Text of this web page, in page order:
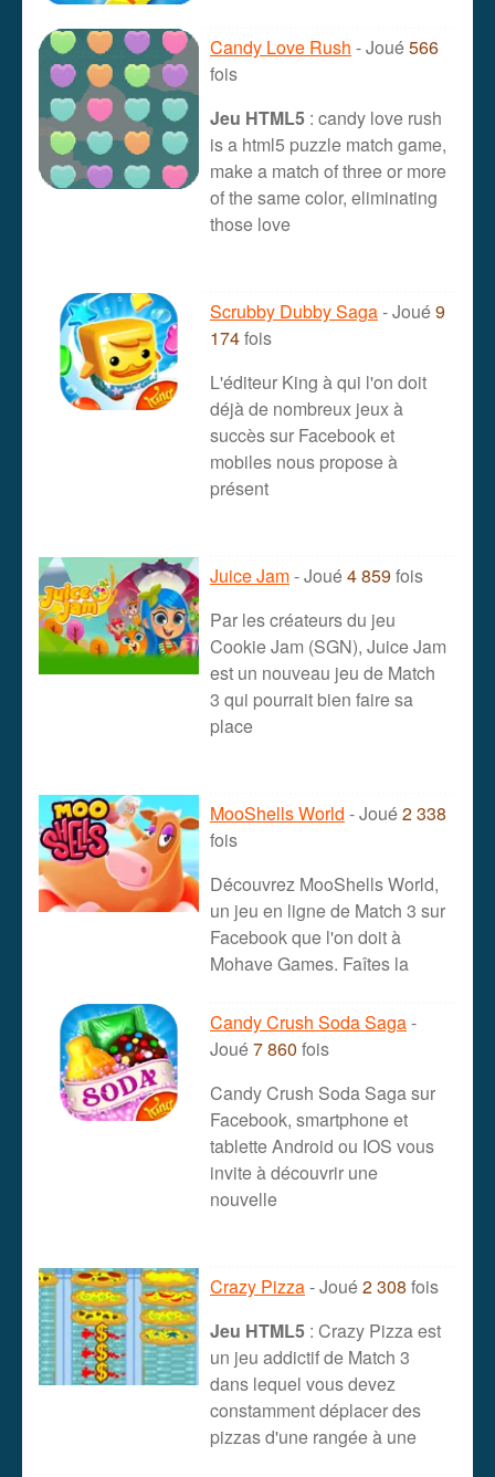
Candy Love Rush - Joué566
fois
Jeu HTML5 : candy love rush
is a html5 puzzle match game,
make a match of three or more
of the same color, eliminating
those love
Scrubby Dubby Saga- Joué9
174fois
L'éditeur King à qui l'on doit
déjà de nombreux jeux à
succès sur Facebook et
mobiles nous propose à
présent
Juice Jam- Joué4 859fois
Par les créateurs du jeu
Cookie Jam (SGN), Juice Jam
est un nouveau jeu de Match
3 qui pourrait bien faire sa
place
MooShells World - Joué2 338
fois
Découvrez MooShells World,
un jeu en ligne de Match 3 sur
Facebook que l'on doit à
Mohave Games. Faîtes la
Candy Crush Soda Saga-
Joué7 860 fois
Candy Crush Soda Saga sur
Facebook, smartphone et
tablette Android ou IOS vous
invite à découvrir une
nouvelle
Crazy Pizza- Joué2 308 fois
Jeu HTML5 : Crazy Pizza est
un jeu addictif de Match 3
dans lequel vous devez
constamment déplacer des
pizzas d'une rangée à une